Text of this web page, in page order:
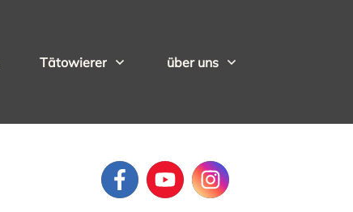
Tätowierer über uns